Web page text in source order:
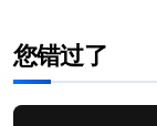
您错过了